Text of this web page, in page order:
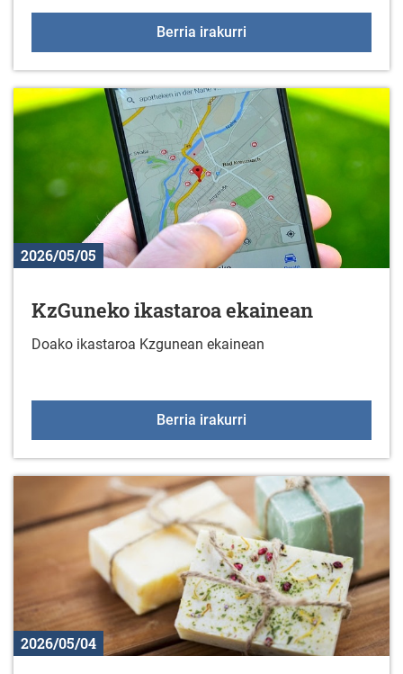
Berria irakurri
2026/05/05
KzGuneko ikastaroa ekainean
Doako ikastaroa Kzgunean ekainean
Berria irakurri
2026/05/04